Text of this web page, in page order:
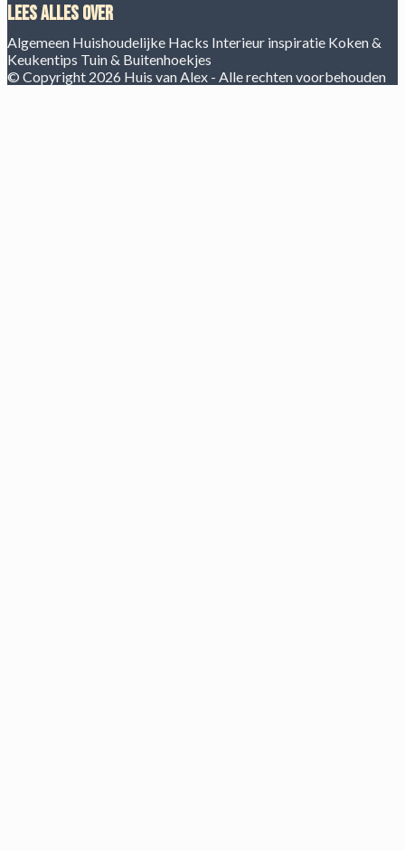
Lees alles over
Algemeen Huishoudelijke Hacks Interieur inspiratie Koken &
Keukentips Tuin & Buitenhoekjes
© Copyright 2026 Huis van Alex - Alle rechten voorbehouden